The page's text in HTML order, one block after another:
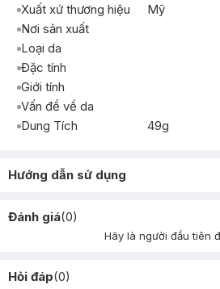
Xuất xứ thương hiệu
Mỹ
Nơi sản xuất
Loại da
Đặc tính
Giới tính
Vấn đề về da
Dung Tích
49g
Hướng dẫn sử dụng
Đánh giá(0)
Hãy là người đầu tiên
Hỏi đáp(0)